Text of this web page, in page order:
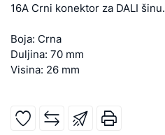
16A Crni konektor za DALI šinu.
Boja: Crna
Duljina: 70 mm
Visina: 26 mm